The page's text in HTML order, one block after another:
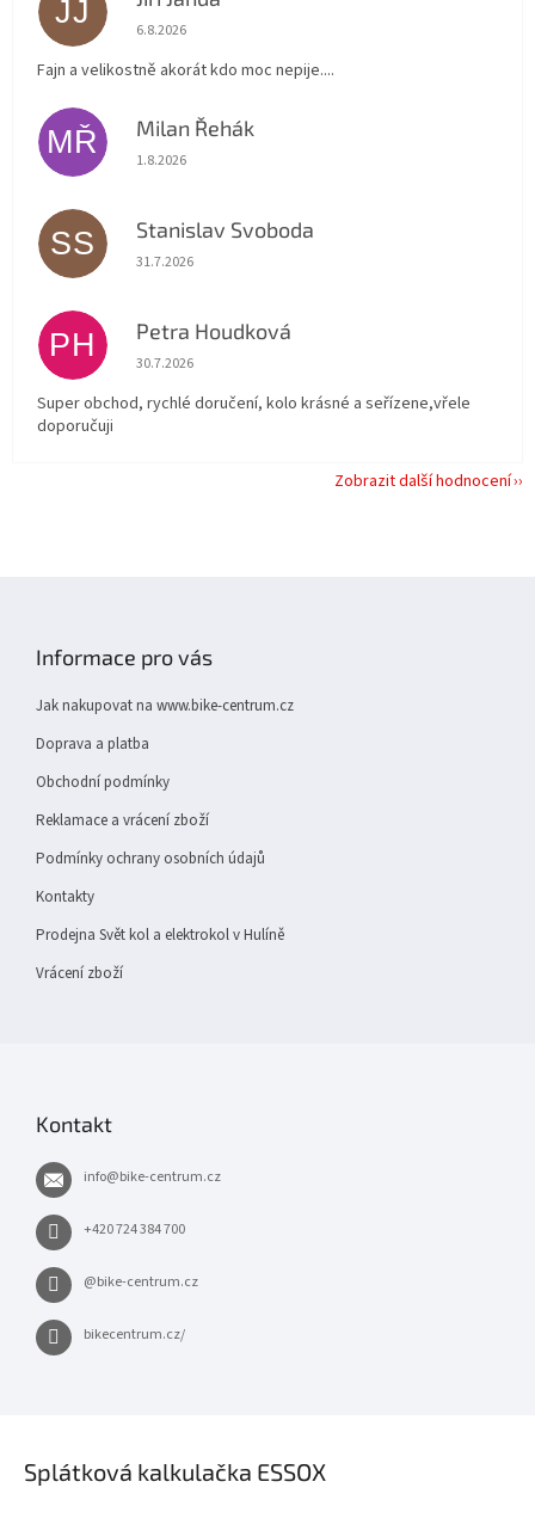
JJ Hodnocení obchodu je 5 z 5 hvězdiček.
6.8.2026
Fajn a velikostně akorát kdo moc nepije....
MŘ Milan Řehák
Hodnocení obchodu je 5 z 5 hvězdiček.
1.8.2026
SS Stanislav Svoboda
Hodnocení obchodu je 5 z 5 hvězdiček.
31.7.2026
PH Petra Houdková
Hodnocení obchodu je 5 z 5 hvězdiček.
30.7.2026
Super obchod, rychlé doručení, kolo krásné a seřízene,vřele
doporučuji
Zobrazit další hodnocení
Informace pro vás
Jak nakupovat na www.bike-centrum.cz
Doprava a platba
Obchodní podmínky
Reklamace a vrácení zboží
Podmínky ochrany osobních údajů
Kontakty
Prodejna Svět kol a elektrokol v Hulíně
Vrácení zboží
Kontakt
info@bike-centrum.cz
+420 724 384 700
@bike-centrum.cz
bikecentrum.cz/
Splátková kalkulačka ESSOX